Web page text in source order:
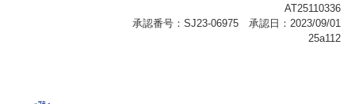
に関する情報、アンケートの回答に関する情報などが含